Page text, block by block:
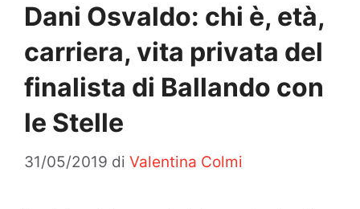
Dani Osvaldo: chi è, età,
carriera, vita privata del
finalista di Ballando con
le Stelle
31/05/2019 di Valentina Colmi